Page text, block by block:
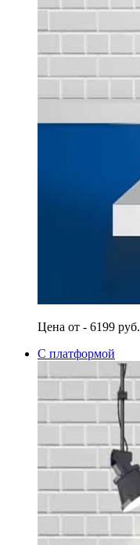
Цена от - 6199 руб.
С платформой